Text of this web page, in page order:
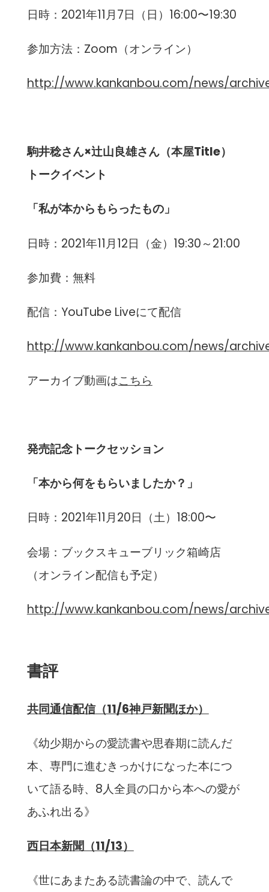
日時：2021年11月7日（日）16:00〜19:30
参加方法：Zoom（オンライン）
http://www.kankanbou.com/news/
駒井稔さん×辻山良雄さん（本屋Title）
トークイベント
「私が本からもらったもの」
日時：2021年11月12日（金）19:30～21:00
参加費：無料
配信：YouTube Liveにて配信
http://www.kankanbou.com/news/
アーカイブ動画はこちら
発売記念トークセッション
「本から何をもらいましたか？」
日時：2021年11月20日（土）18:00〜
会場：ブックスキューブリック箱崎店
（オンライン配信も予定）
http://www.kankanbou.com/news/
書評
共同通信配信（11/6神戸新聞ほか）
《幼少期からの愛読書や思春期に読んだ
本、専門に進むきっかけになった本につ
いて語る時、8人全員の口から本への愛が
あふれ出る》
西日本新聞（11/13）
《世にあまたある読書論の中で、読んで